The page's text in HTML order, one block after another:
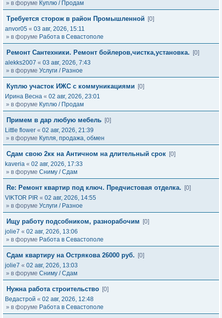
» в форуме Куплю / Продам
Требуется сторож в район Промышленной
[0]
anvor05 « 03 авг, 2026, 15:11
» в форуме Работа в Севастополе
Ремонт Сантехники. Ремонт бойлеров,чистка,установка.
[0]
alekks2007 « 03 авг, 2026, 7:43
» в форуме Услуги / Разное
Куплю участок ИЖС с коммуникациями
[0]
Ирина Весна « 02 авг, 2026, 23:01
» в форуме Куплю / Продам
Примем в дар любую мебель [0]
Little flower « 02 авг, 2026, 21:39
» в форуме Купля, продажа, обмен
Сдам свою 2кк на Античном на длительный срок [0]
kaveria « 02 авг, 2026, 17:33
» в форуме Сниму / Сдам
Re: Ремонт квартир под ключ. Предчистовая отделка.
[0]
VIKTOR PIR « 02 авг, 2026, 14:55
» в форуме Услуги / Разное
Ищу работу подсобником, разнорабочим
[0]
jolie7 « 02 авг, 2026, 13:06
» в форуме Работа в Севастополе
Сдам квартиру на Острякова 26000 руб.
[0]
jolie7 « 02 авг, 2026, 13:03
» в форуме Сниму / Сдам
Нужна работа строительство [0]
Ведастрой « 02 авг, 2026, 12:48
» в форуме Работа в Севастополе